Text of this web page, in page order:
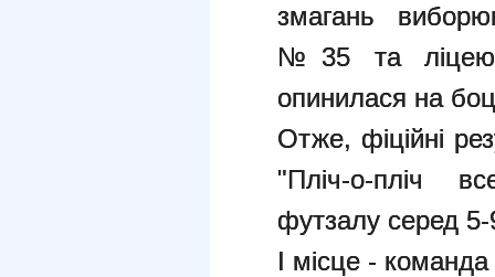
змагань
№35 та
опинилася на
Отже, фіційні
"Пліч-о-пліч
футзалу серед 5-
І місце -